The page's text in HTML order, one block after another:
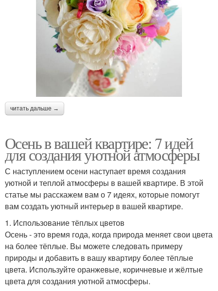
читать дальше →
Осень в вашей квартире: 7 идей
для создания уютной атмосферы
С наступлением осени наступает время создания
уютной и теплой атмосферы в вашей квартире. В этой
статье мы расскажем вам о 7 идеях, которые помогут
вам создать уютный интерьер в вашей квартире.
1. Использование тёплых цветов
Осень - это время года, когда природа меняет свои цвета
на более тёплые. Вы можете следовать примеру
природы и добавить в вашу квартиру более тёплые
цвета. Используйте оранжевые, коричневые и жёлтые
цвета для создания уютной атмосферы.